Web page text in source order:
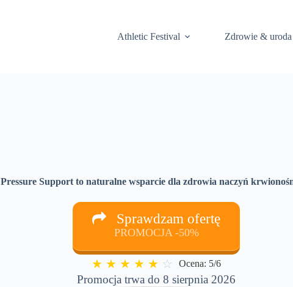
Athletic Festival Zdrowie & uroda
Pressure Support to naturalne wsparcie dla zdrowia naczyń
Sprawdzam ofertę
PROMOCJA -50%
★ ★ ★ ★ ★ ☆ Ocena: 5/6
Promocja trwa do 8 sierpnia 2026